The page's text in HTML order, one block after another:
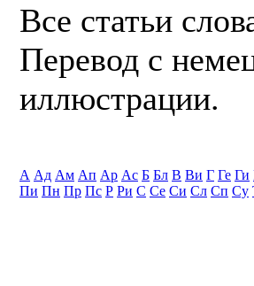
Все статьи
Перевод с
иллюстрации.
А Ад Ам Ап Ар Ас Б Бл В Ви Г Ге Ги
Пи Пн Пр Пс Р Ри С Се Си Сл Сп Су